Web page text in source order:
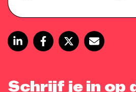
Schrijf je in op